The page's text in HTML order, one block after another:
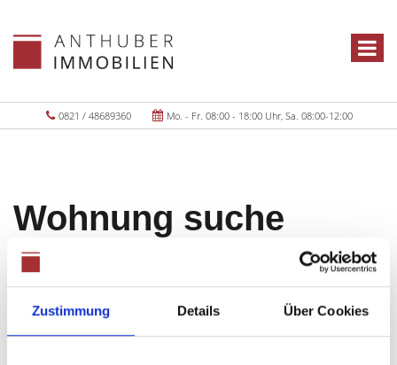
Zustimmung Details Über Cookies
0821 / 48689360 Mo. - Fr. 08:00 - 18:00 Uhr, Sa. 08:00-12:00
Wohnung suche
Bendinat
Objekte:1